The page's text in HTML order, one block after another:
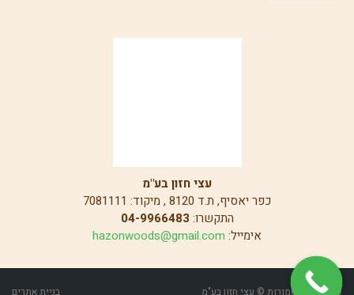
עצי חזון בע"מ
כפר יאסיף, ת.ד 8120 , מיקוד: 7081111
התקשרו: 04-9966483
אימייל: hazonwoods@gmail.com
כל הזכויות שמורות © עצי חזון בע"מ בניית אתרים